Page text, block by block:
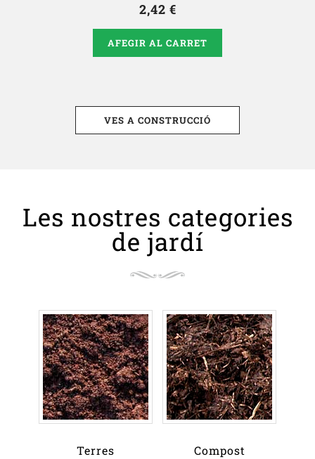
2,42 €
AFEGIR AL CARRET
VES A CONSTRUCCIÓ
Les nostres categories
de jardí
Terres Compost